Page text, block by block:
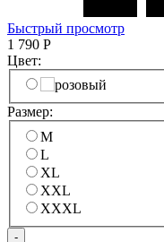
Быстрый просмотр
1 790 Р
Цвет:
Размер:
M
L
XL
XXL
XXXL
-